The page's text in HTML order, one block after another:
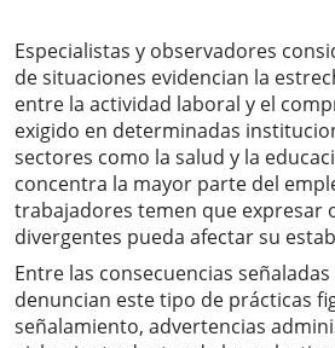
Especialistas y observadores
de situaciones evidencian la
entre la actividad laboral y el
exigido en determinadas
sectores como la salud y la
concentra la mayor parte del
trabajadores temen que expresar
divergentes pueda afectar su
Entre las consecuencias
denuncian este tipo de prácticas
señalamiento, advertencias